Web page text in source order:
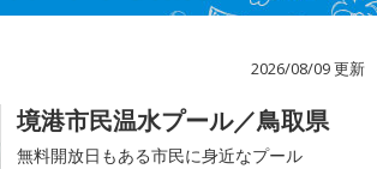
2026/08/09 更新
境港市民温水プール／鳥取県
無料開放日もある市民に身近なプール